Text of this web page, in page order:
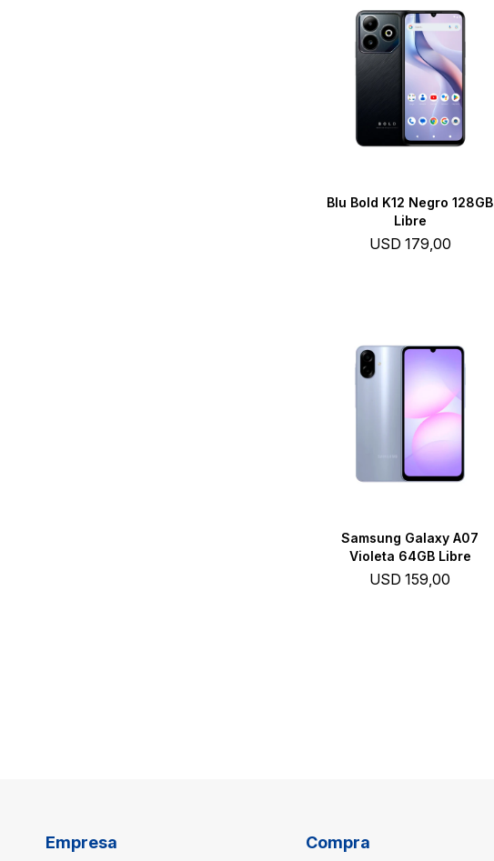
Blu Bold K12 Negro 128GB
Libre
USD 179,00
Samsung Galaxy A07
Violeta 64GB Libre
USD 159,00
Empresa Compra